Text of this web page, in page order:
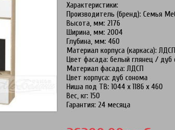
Характеристики:
Производитель (бренд): Семья
Высота, мм: 2176
Ширина, мм: 2004
Глубина, мм: 460
Материал корпуса (каркаса): ЛДСП
Цвет фасада: белый глянец / дуб
Материал фасада: ЛДСП
Цвет корпуса: дуб сонома
Ниша под ТВ: 1044 х 1186 х 460
Вес, кг: 150
Гарантия: 24 месяца